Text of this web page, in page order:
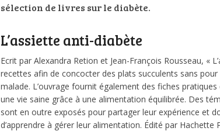
sélection de livres sur le diabète.
L’assiette anti-diabète
Ecrit par Alexandra Retion et Jean-François Rousseau, «
recettes afin de concocter des plats succulents sans
malade. L’ouvrage fournit également des fiches
une vie saine grâce à une alimentation équilibrée. Des
sont en outre exposés pour partager leur expérience et
d’apprendre à gérer leur alimentation. Édité par